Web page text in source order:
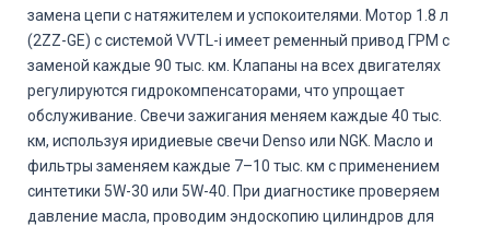
замена цепи с натяжителем и успокоителями. Мотор 1.8 л
(2ZZ-GE) с системой VVTL-i имеет ременный привод ГРМ с
заменой каждые 90 тыс. км. Клапаны на всех двигателях
регулируются гидрокомпенсаторами, что упрощает
обслуживание. Свечи зажигания меняем каждые 40 тыс.
км, используя иридиевые свечи Denso или NGK. Масло и
фильтры заменяем каждые 7–10 тыс. км с применением
синтетики 5W-30 или 5W-40. При диагностике проверяем
давление масла, проводим эндоскопию цилиндров для